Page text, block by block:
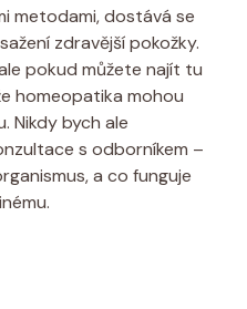
metodami,⁢ dostává se
zdravější pokožky.⁣
pokud můžete najít tu
homeopatika ​mohou
Nikdy bych ale
s odborníkem‌ –
a co funguje